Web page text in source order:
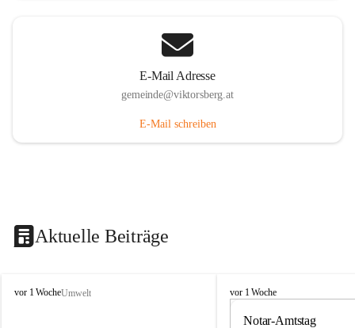
E-Mail Adresse
gemeinde@viktorsberg.at
E-Mail schreiben
Aktuelle Beiträge
V
vor 1 WocheUmwelt
V
vor 1 Woche
Notar-Amtstag